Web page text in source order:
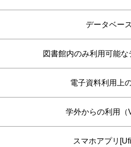
データベース
図書館内のみ利用可能な
電子資料利用上
学外からの利用（
スマホアプリ